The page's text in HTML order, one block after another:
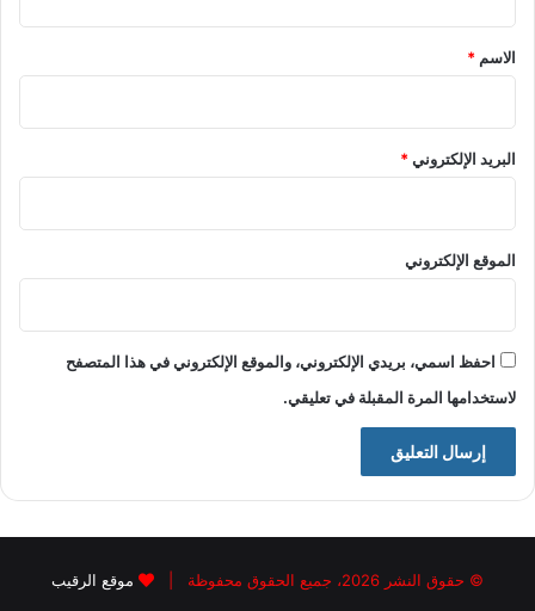
*
الاسم *
البريد الإلكتروني*
الموقع الإلكتروني
احفظ اسمي، بريدي الإلكتروني، والموقع الإلكتروني في هذا المتصفح
لاستخدامها المرة المقبلة في تعليقي.
© حقوق النشر 2026، جميع الحقوق محفوظة | موقع الرقيب